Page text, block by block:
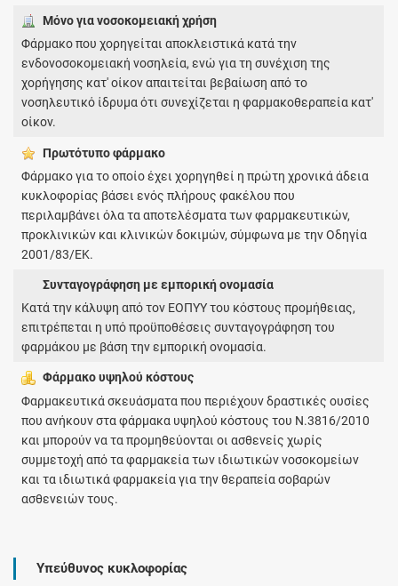
Μόνο για νοσοκομειακή χρήση
Φάρμακο που χορηγείται αποκλειστικά κατά την
ενδονοσοκομειακή νοσηλεία, ενώ για τη συνέχιση της
χορήγησης κατ' οίκον απαιτείται βεβαίωση από το
νοσηλευτικό ίδρυμα ότι συνεχίζεται η φαρμακοθεραπεία κατ'
οίκον.
Πρωτότυπο φάρμακo
Φάρμακο για το οποίο έχει χορηγηθεί η πρώτη χρονικά άδεια
κυκλοφορίας βάσει ενός πλήρους φακέλου που
περιλαμβάνει όλα τα αποτελέσματα των φαρμακευτικών,
προκλινικών και κλινικών δοκιμών, σύμφωνα με την Οδηγία
2001/83/ΕΚ.
Συνταγογράφηση με εμπορική ονομασία
Κατά την κάλυψη από τον ΕΟΠΥΥ του κόστους προμήθειας,
επιτρέπεται η υπό προϋποθέσεις συνταγογράφηση του
φαρμάκου με βάση την εμπορική ονομασία.
Φάρμακο υψηλού κόστους
Φαρμακευτικά σκευάσματα που περιέχουν δραστικές ουσίες
που ανήκουν στα φάρμακα υψηλού κόστους του Ν.3816/2010
και μπορούν να τα προμηθεύονται οι ασθενείς χωρίς
συμμετοχή από τα φαρμακεία των ιδιωτικών νοσοκομείων
και τα ιδιωτικά φαρμακεία για την θεραπεία σοβαρών
ασθενειών τους.
Υπεύθυνος κυκλοφορίας